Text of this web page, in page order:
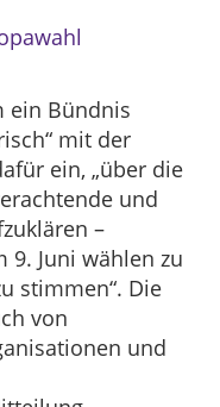
ein Bündnis
mit der
ein, „über die
und
–
Juni wählen zu
stimmen“. Die
von
und